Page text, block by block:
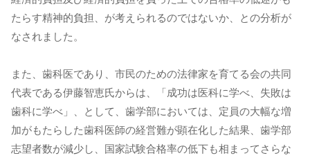
たらす精神的負担、が考えられるのではないか、との分析が
なされました。
また、歯科医であり、市民のための法律家を育てる会の共同
代表である伊藤智恵氏からは、「成功は医科に学べ、失敗は
歯科に学べ」、として、歯学部においては、定員の大幅な増
加がもたらした歯科医師の経営難が顕在化した結果、歯学部
志望者数が減少し、国家試験合格率の低下も相まってさらな